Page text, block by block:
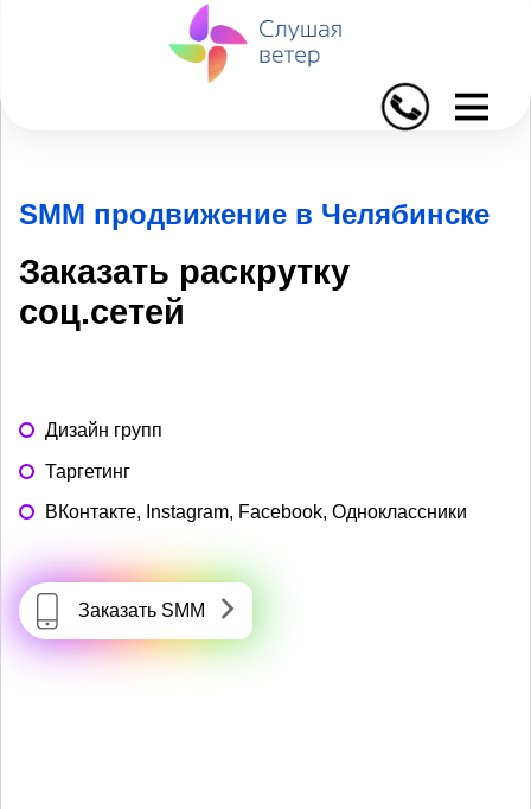
I
SMM продвижение в Челябинске
Заказать раскрутку
соц.сетей
Дизайн групп
Таргетинг
ВКонтакте, Instagram, Facebook, Одноклассники
Заказать SMM